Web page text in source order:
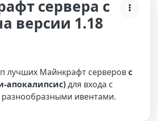
сервера с
версии 1.18
лучших Майнкрафт серверовс
апокалипсис)для входа с
разнообразными ивентами.